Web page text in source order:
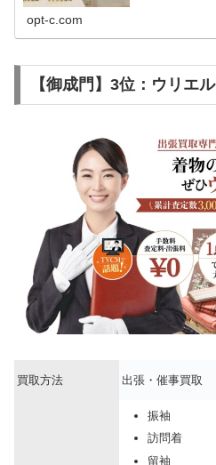
opt-c.com
【御成門】3位：ウリエル
買取方法 出張・催事買取
振袖
訪問着
留袖